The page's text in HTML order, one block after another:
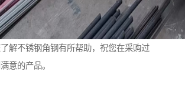
解不锈钢角钢有所帮助，祝您在采购过
意的产品。